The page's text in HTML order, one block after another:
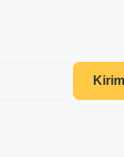
Kirim